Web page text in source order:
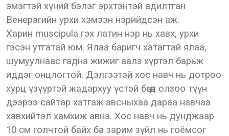
эмэгтэй хүний бэлэг эрхтэнтэй адилтган
Венерагийн урхи хэмээн нэрийдсэн аж.
Харин muscipulа гэх латин нэр нь хавх, урхи
гэсэн утгатай юм. Ялаа баригч хатагтай ялаа,
шумуулнаас гадна жижиг аалз хүртэл барьж
иддэг онцлогтой. Дэлгээтэй хос навч нь дотроо
хурц үзүүртэй жадархуу үстэй бөгөөд олзоо түүн
дээрээ сайтар хатгаж авсныхаа дараа навчаа
хавхийтэл хамхиж авна. Хос навч нь дунджаар
10 см голчтой байх ба зарим зүйл нь гоёмсог